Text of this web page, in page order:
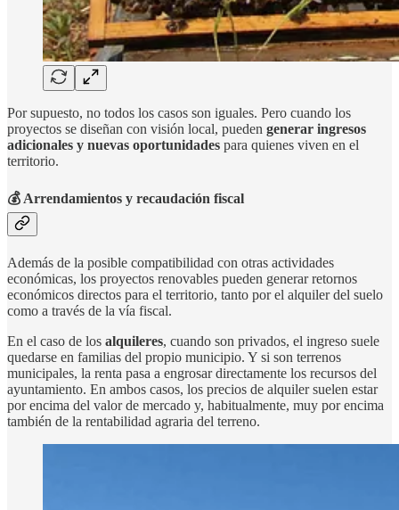
Por supuesto, no todos los casos son iguales. Pero cuando los
proyectos se diseñan con visión local, pueden generar ingresos
adicionales y nuevas oportunidades para quienes viven en el
territorio.
💰 Arrendamientos y recaudación fiscal
Además de la posible compatibilidad con otras actividades
económicas, los proyectos renovables pueden generar retornos
económicos directos para el territorio, tanto por el alquiler del suelo
como a través de la vía fiscal.
En el caso de los alquileres, cuando son privados, el ingreso suele
quedarse en familias del propio municipio. Y si son terrenos
municipales, la renta pasa a engrosar directamente los recursos del
ayuntamiento. En ambos casos, los precios de alquiler suelen estar
por encima del valor de mercado y, habitualmente, muy por encima
también de la rentabilidad agraria del terreno.